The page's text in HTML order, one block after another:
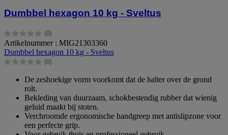
Dumbbel hexagon 10 kg - Sveltus
(0)
0.0
van
de
5
Artikelnummer : MIG21303360
Dumbbel hexagon 10 kg - Sveltus
(0)
0.0
sterren.
De zeshoekige vorm voorkomt dat de halter over de grond
rolt.
Bekleding van duurzaam, schokbestendig rubber dat wienig
geluid maakt bij stoten.
Verchroomde ergonomische handgreep met antislipzone voor
een perfecte grip.